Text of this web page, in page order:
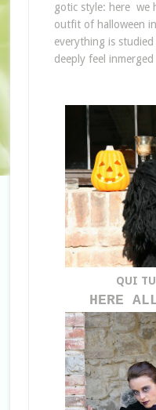
gotic style: here we
outfit of halloween
everything is
deeply feel
QUI
HERE